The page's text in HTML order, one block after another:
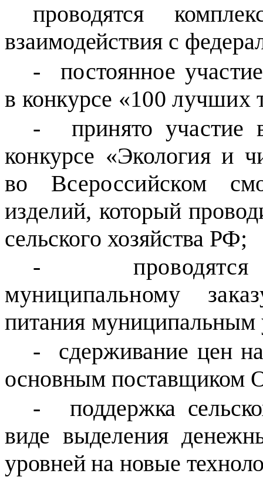
проводятся
взаимодействия с
-
постоянное
в конкурсе «100 лучших
-
принято
конкурсе «Экология и
во Всероссийском
изделий, который
сельского хозяйства РФ;
-
муниципальному
питания
-
сдерживание цен
основным поставщиком
-
поддержка
виде выделения
уровней на новые